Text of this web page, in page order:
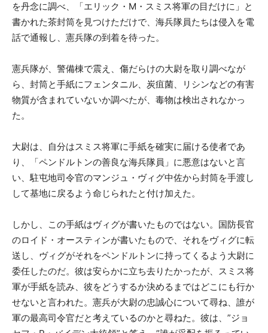
を丹念に調べ、「エリック・M・スミス将軍の目だけに」と
書かれた茶封筒を見つけただけで、海兵隊員たちは侵入を電
話で通報し、憲兵隊の到着を待った。
憲兵隊が、警備棟で震え、傷だらけの大尉を取り調べなが
ら、封筒と手紙にフェンタニル、炭疽菌、リシンなどの有害
物質が含まれていないか調べたが、毒物は検出されなかっ
た。
大尉は、自分はスミス将軍に手紙を確実に届ける使者であ
り、「ペンドルトンの善良な海兵隊員」に悪意はないと言
い、駐屯地司令官のマンジュ・ヴィグ中佐から封筒を手渡し
して基地に戻るよう命じられたと付け加えた。
しかし、この手紙はヴィグが書いたものではない。国防長官
のロイド・オースティンが書いたもので、それをヴィグに転
送し、ヴィグがそれをペンドルトンに持ってくるよう大尉に
委任したのだ。彼は安らかに立ち去りたかったが、スミス将
軍が手紙を読み、彼をどうするか決めるまではどこにも行か
せないと言われた。憲兵が大尉の忠誠心について尋ね、誰が
軍の最高司令官だと考えているのかと尋ねた。彼は、”ジョ